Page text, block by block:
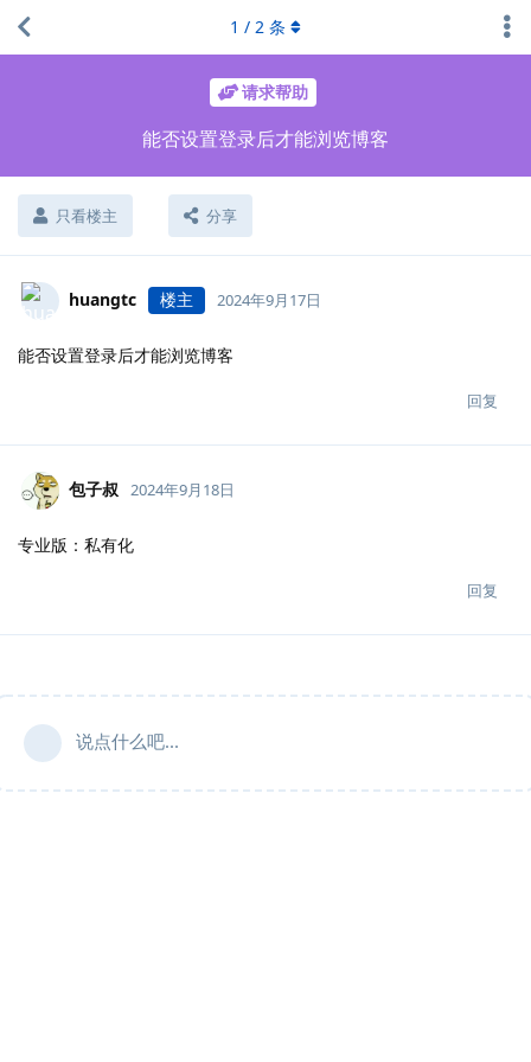
请求帮助
能否设置登录后才能浏览博客
只看楼主 分享
1 / 2 条
huangtc 楼主 2024年9月17日
能否设置登录后才能浏览博客
回复
包子叔 2024年9月18日
专业版：私有化
回复
说点什么吧...